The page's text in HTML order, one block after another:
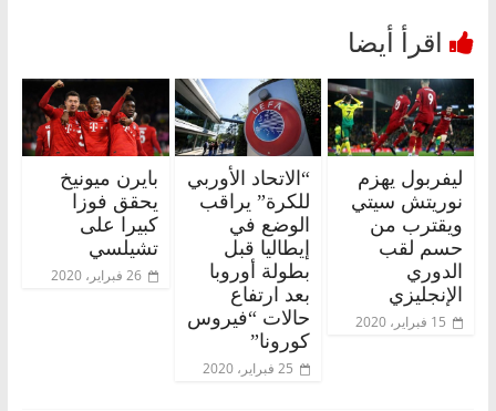
ليفربول يهزم
نوريتش سيتي
ويقترب من
حسم لقب
الدوري
الإنجليزي
15 فبراير، 2020
“الاتحاد الأوربي
للكرة” يراقب
الوضع في
إيطاليا قبل
بطولة أوروبا
بعد ارتفاع
حالات “فيروس
كورونا”
25 فبراير، 2020
بايرن ميونيخ
يحقق فوزا
كبيرا على
تشيلسي
26 فبراير، 2020